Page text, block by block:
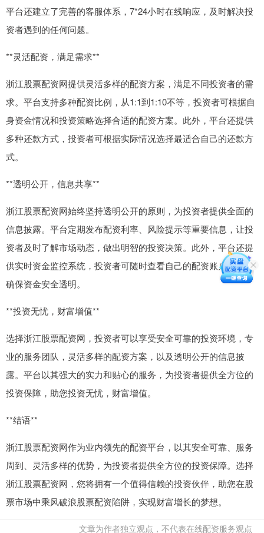
平台还建立了完善的客服体系，7*24小时在线响应，及时解决投
资者遇到的任何问题。
**灵活配资，满足需求**
浙江股票配资网提供灵活多样的配资方案，满足不同投资者的需
求。平台支持多种配资比例，从1:1到1:10不等，投资者可根据自
身资金情况和投资策略选择合适的配资方案。此外，平台还提供
多种还款方式，投资者可根据实际情况选择最适合自己的还款方
式。
**透明公开，信息共享**
浙江股票配资网始终坚持透明公开的原则，为投资者提供全面的
信息披露。平台定期发布配资利率、风险提示等重要信息，让投
资者及时了解市场动态，做出明智的投资决策。此外，平台还提
供实时资金监控系统，投资者可随时查看自己的配资账户信息，
确保资金安全透明。
**投资无忧，财富增值**
选择浙江股票配资网，投资者可以享受安全可靠的投资环境，专
业的服务团队，灵活多样的配资方案，以及透明公开的信息披
露。平台以其强大的实力和贴心的服务，为投资者提供全方位的
投资保障，助您投资无忧，财富增值。
**结语**
浙江股票配资网作为业内领先的配资平台，以其安全可靠、服务
周到、灵活多样的优势，为投资者提供全方位的投资保障。选择
浙江股票配资网，您将拥有一个值得信赖的投资伙伴，助您在股
票市场中乘风破浪股票配资陷阱，实现财富增长的梦想。
文章为作者独立观点，不代表在线配资服务观点